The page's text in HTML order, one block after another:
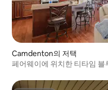
Camdenton의 저택
페어웨이에 위치한 티타임 블